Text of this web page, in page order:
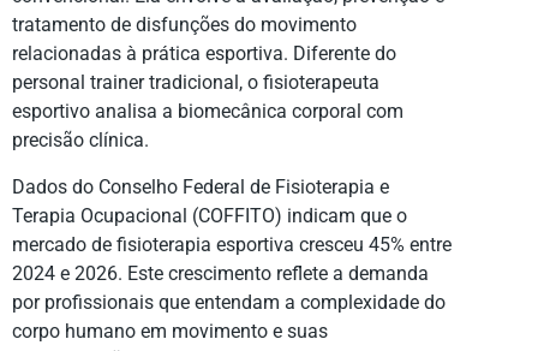
tratamento de disfunções do movimento
relacionadas à prática esportiva. Diferente do
personal trainer tradicional, o fisioterapeuta
esportivo analisa a biomecânica corporal com
precisão clínica.
Dados do Conselho Federal de Fisioterapia e
Terapia Ocupacional (COFFITO) indicam que o
mercado de fisioterapia esportiva cresceu 45% entre
2024 e 2026. Este crescimento reflete a demanda
por profissionais que entendam a complexidade do
corpo humano em movimento e suas